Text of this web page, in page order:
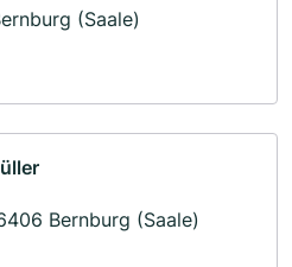
(Saale)
Bernburg (Saale)